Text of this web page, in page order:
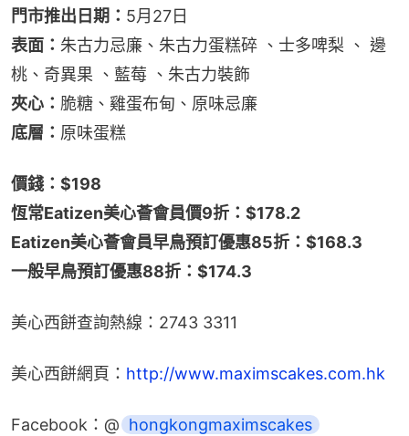
門市推出日期： 5月27日
表面： 朱古力忌廉、朱古力蛋糕碎 、士多啤梨 、 邊
桃、奇異果 、藍莓 、朱古力裝飾
夾心： 脆糖、雞蛋布甸、原味忌廉
底層： 原味蛋糕
價錢：$198
恆常Eatizen美心薈會員價9折：$178.2
Eatizen美心薈會員早鳥預訂優惠85折：$168.3
一般早鳥預訂優惠88折：$174.3
美心西餅查詢熱線：2743 3311
美心西餅網頁： http://www.maximscakes.com.hk
Facebook：@ hongkongmaximscakes